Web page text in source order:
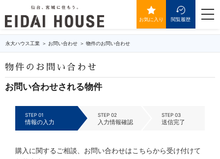
お気に入り 閲覧履歴
永大ハウス工業 お問い合わせ 物件のお問い合わせ
物件のお問い合わせ
お問い合わせされる物件
STEP 01
情報の入力
STEP 02
入力情報確認
STEP 03
送信完了
購入に関するご相談、お問い合わせはこちらから受け付けて